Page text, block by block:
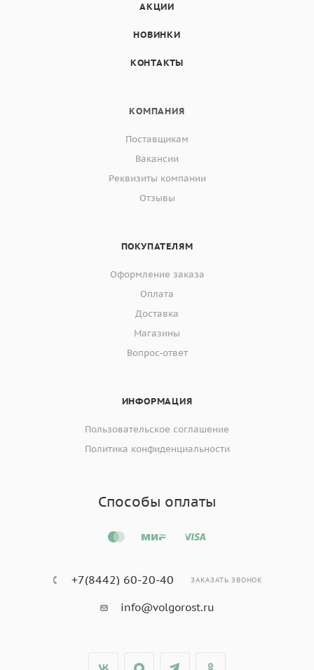
АКЦИИ
НОВИНКИ
КОНТАКТЫ
КОМПАНИЯ
Поставщикам
Вакансии
Реквизиты компании
Отзывы
ПОКУПАТЕЛЯМ
Оформление заказа
Оплата
Доставка
Магазины
Вопрос-ответ
ИНФОРМАЦИЯ
Пользовательское соглашение
Политика конфиденциальности
Способы оплаты
+7(8442) 60-20-40 ЗАКАЗАТЬ ЗВОНОК
info@volgorost.ru